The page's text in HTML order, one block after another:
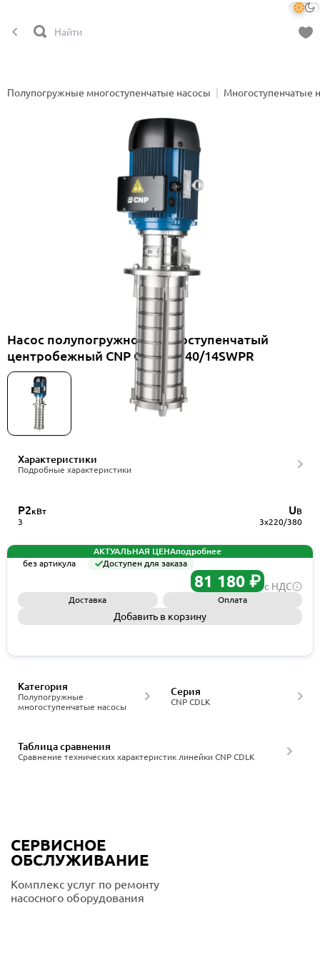
Полупогружные многоступенчатые насосы Многоступенчатые
Насос полупогружной многоступенчатый
центробежный CNP CDLK4-140/14SWPR
Характеристики
Подробные характеристики
P2кВт
3
UВ
3x220/380
АКТУАЛЬНАЯ ЦЕНАподробнее
без артикула
Доступен для заказа
81 180 ₽ с НДС
Доставка Оплата
Добавить в корзину
Полупогружные
многоступенчатые насосы
Категория
CNP CDLK
Серия
Сравнение технических характеристик линейки CNP CDLK
Таблица сравнения
СЕРВИСНОЕ
ОБСЛУЖИВАНИЕ
Комплекс услуг по ремонту
насосного оборудования